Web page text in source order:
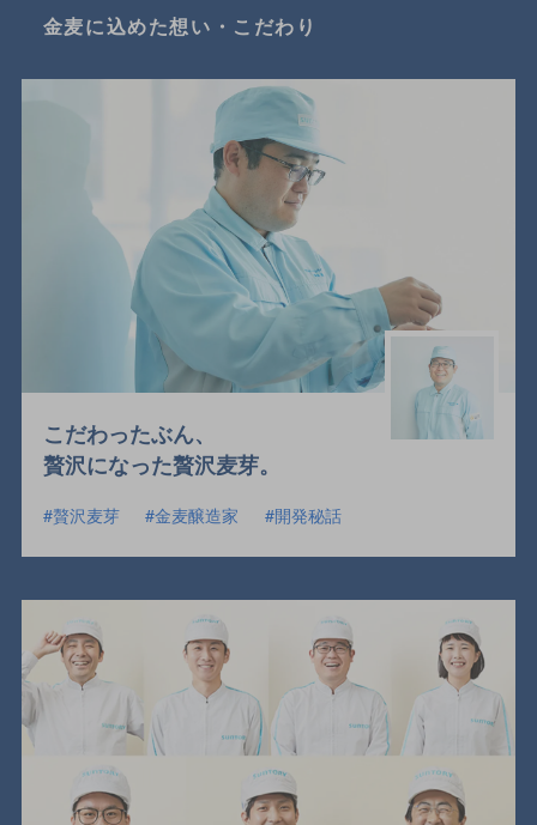
金麦に込めた想い・こだわり
こだわったぶん、
贅沢になった贅沢麦芽。
贅沢麦芽 金麦醸造家 開発秘話